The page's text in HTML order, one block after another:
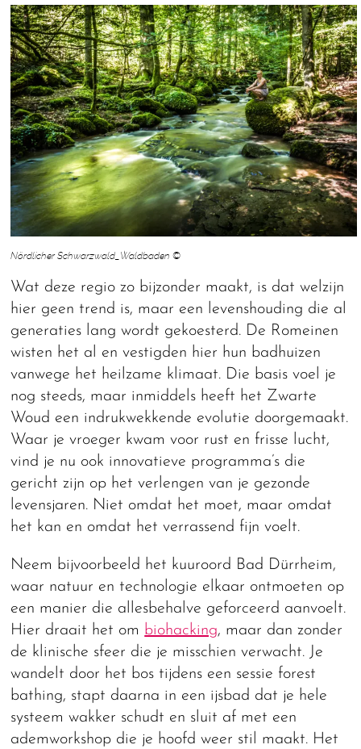
Nördlicher Schwarzwald_Waldbaden ©
Wat deze regio zo bijzonder maakt, is dat welzijn
hier geen trend is, maar een levenshouding die al
generaties lang wordt gekoesterd. De Romeinen
wisten het al en vestigden hier hun badhuizen
vanwege het heilzame klimaat. Die basis voel je
nog steeds, maar inmiddels heeft het Zwarte
Woud een indrukwekkende evolutie doorgemaakt.
Waar je vroeger kwam voor rust en frisse lucht,
vind je nu ook innovatieve programma’s die
gericht zijn op het verlengen van je gezonde
levensjaren. Niet omdat het moet, maar omdat
het kan en omdat het verrassend fijn voelt.
Neem bijvoorbeeld het kuuroord Bad Dürrheim,
waar natuur en technologie elkaar ontmoeten op
een manier die allesbehalve geforceerd aanvoelt.
Hier draait het om biohacking, maar dan zonder
de klinische sfeer die je misschien verwacht. Je
wandelt door het bos tijdens een sessie forest
bathing, stapt daarna in een ijsbad dat je hele
systeem wakker schudt en sluit af met een
ademworkshop die je hoofd weer stil maakt. Het